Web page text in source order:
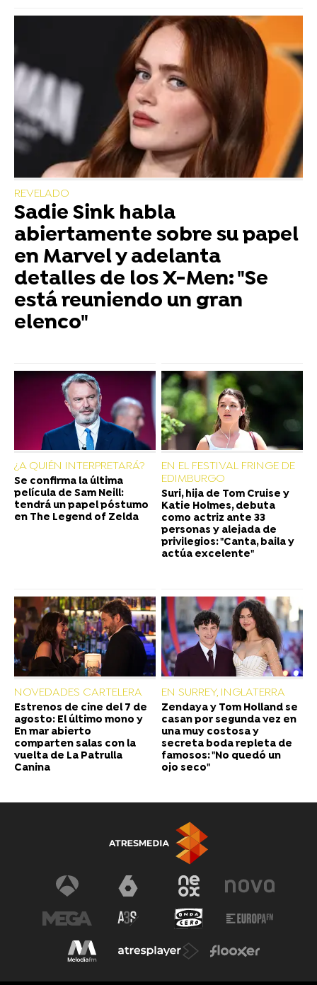
REVELADO
Sadie Sink habla
abiertamente sobre su papel
en Marvel y adelanta
detalles de los X-Men: "Se
está reuniendo un gran
elenco"
¿A QUIÉN INTERPRETARÁ?
Se confirma la última
película de Sam Neill:
tendrá un papel póstumo
en The Legend of Zelda
EN EL FESTIVAL FRINGE DE
EDIMBURGO
Suri, hija de Tom Cruise y
Katie Holmes, debuta
como actriz ante 33
personas y alejada de
privilegios: "Canta, baila y
actúa excelente"
NOVEDADES CARTELERA
Estrenos de cine del 7 de
agosto: El último mono y
En mar abierto
comparten salas con la
vuelta de La Patrulla
Canina
EN SURREY, INGLATERRA
Zendaya y Tom Holland se
casan por segunda vez en
una muy costosa y
secreta boda repleta de
famosos: "No quedó un
ojo seco"